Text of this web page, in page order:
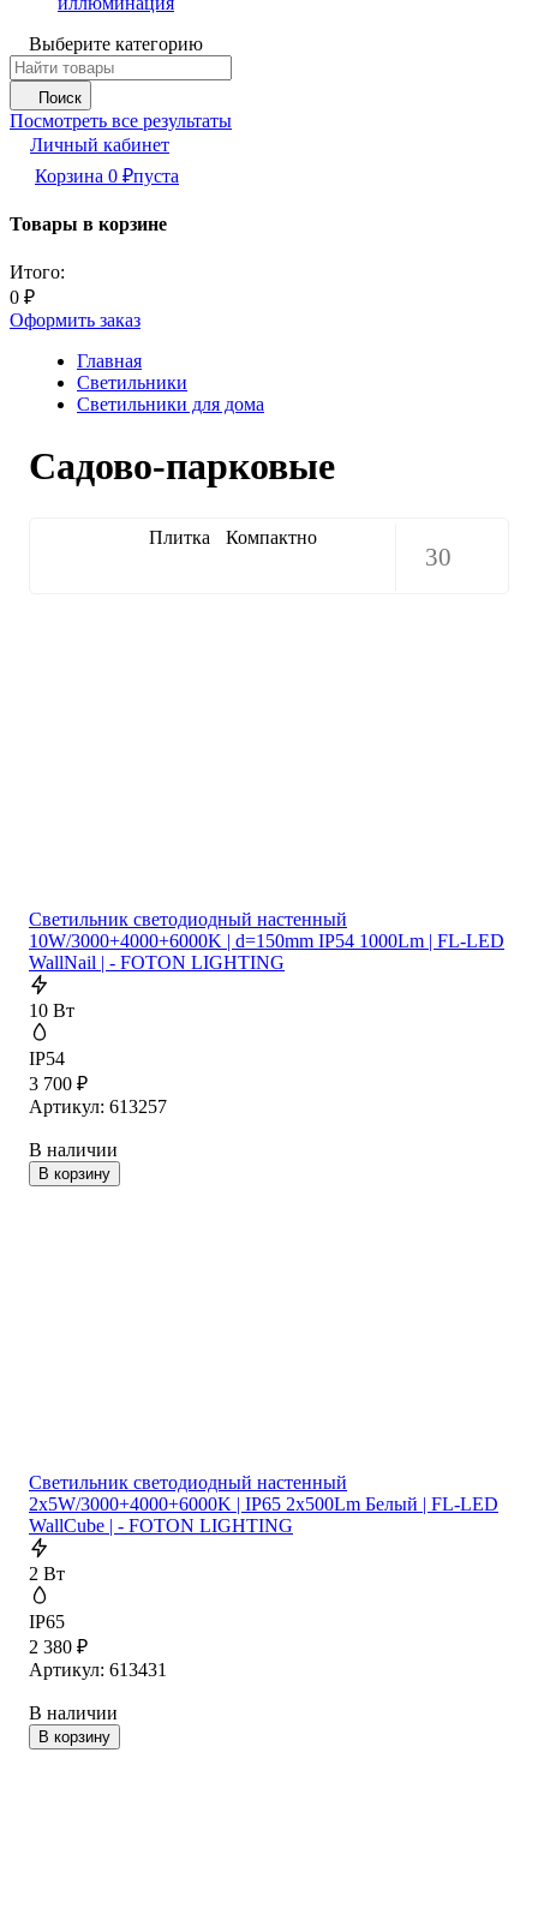
Выберите категорию
Поиск
Посмотреть все результаты
Личный кабинет
Корзина 0 ₽пуста
Товары в корзине
Итого:
0 ₽
Оформить заказ
Главная
Светильники
Светильники для дома
Садово-парковые
Плитка Компактно
30
Cветильник cветодиодный настенный
10W/3000+4000+6000K | d=150mm IP54 1000Lm | FL-LED
WallNail | - FOTON LIGHTING
10 Вт
IP54
3 700 ₽
Артикул: 613257
В наличии
В корзину
Cветильник cветодиодный настенный
2x5W/3000+4000+6000K | IP65 2x500Lm Белый | FL-LED
WallCube | - FOTON LIGHTING
2 Вт
IP65
2 380 ₽
Артикул: 613431
В наличии
В корзину